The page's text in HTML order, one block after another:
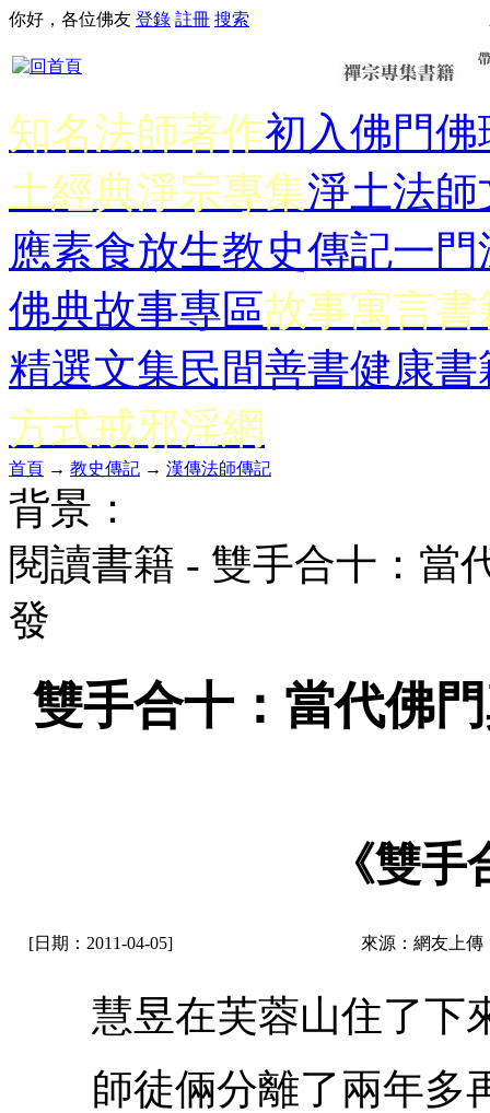
你好，各位佛友 登錄 註冊 搜索
知名法師著作初入佛門佛
土經典淨宗專集淨土法師
應素食放生教史傳記一門
佛典故事專區故事寓言書
精選文集民間善書健康書
方式戒邪淫網
首頁 → 教史傳記 → 漢傳法師傳記
背景：
閱讀書籍 - 雙手合十：
發
雙手合十：當代佛
《雙
[日期：2011-04-05] 來源：網友上
慧昱在芙蓉山住了下
師徒倆分離了兩年多